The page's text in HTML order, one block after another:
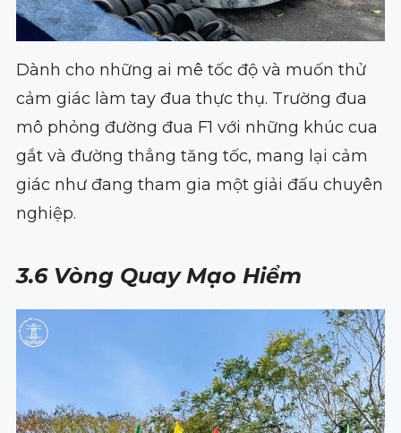
Dành cho những ai mê tốc độ và muốn thử
cảm giác làm tay đua thực thụ. Trường đua
mô phỏng đường đua F1 với những khúc cua
gắt và đường thẳng tăng tốc, mang lại cảm
giác như đang tham gia một giải đấu chuyên
nghiệp.
3.6 Vòng Quay Mạo Hiểm